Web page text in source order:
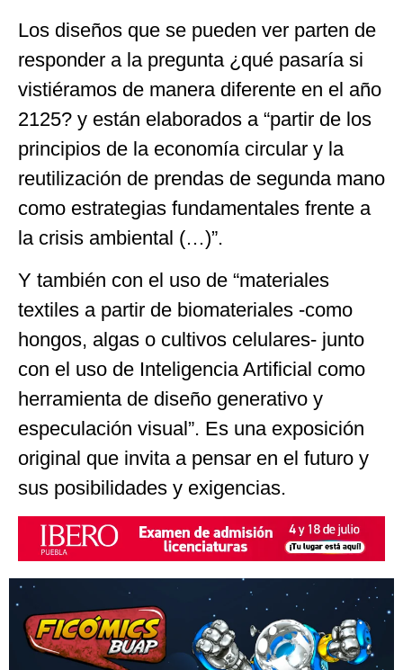
Los diseños que se pueden ver parten de
responder a la pregunta ¿qué pasaría si
vistiéramos de manera diferente en el año
2125? y están elaborados a “partir de los
principios de la economía circular y la
reutilización de prendas de segunda mano
como estrategias fundamentales frente a
la crisis ambiental (…)”.
Y también con el uso de “materiales
textiles a partir de biomateriales -como
hongos, algas o cultivos celulares- junto
con el uso de Inteligencia Artificial como
herramienta de diseño generativo y
especulación visual”. Es una exposición
original que invita a pensar en el futuro y
sus posibilidades y exigencias.